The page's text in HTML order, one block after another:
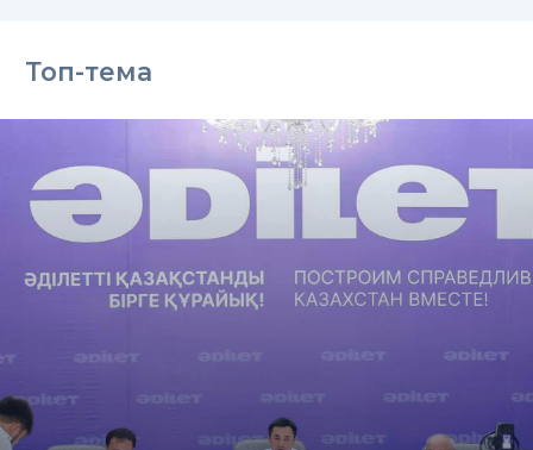
Топ-тема